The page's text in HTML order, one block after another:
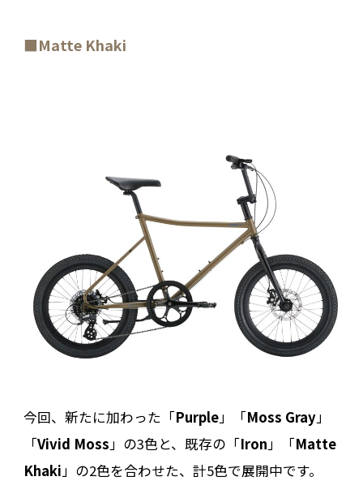
■Matte Khaki
今回、新たに加わった「Purple」「Moss Gray」
「Vivid Moss 」の3色と、既存の「Iron 」「Matte
Khaki 」の2色を合わせた、計5色で展開中です。